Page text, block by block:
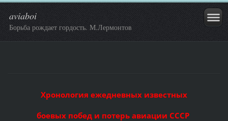
aviaboi
Борьба рождает гордость. М.Лермонтов
Хронология ежедневных известных
боевых побед и потерь авиации СССР